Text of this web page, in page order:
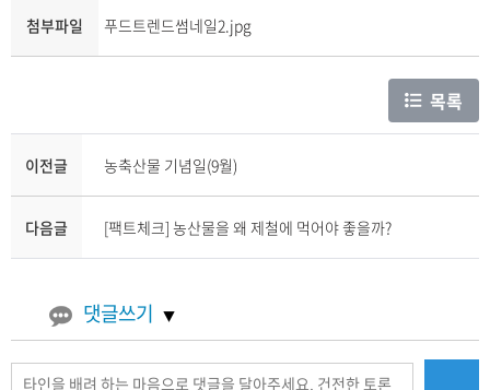
첨부파일 푸드트렌드썸네일2.jpg
목록
이전글 농축산물 기념일(9월)
다음글 [팩트체크] 농산물을 왜 제철에 먹어야 좋을까?
댓글쓰기